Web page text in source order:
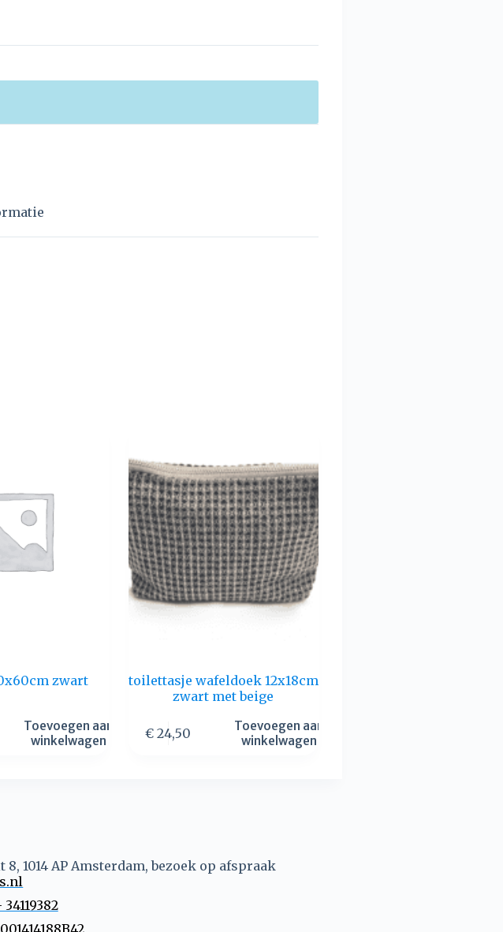
zwart
Toevoegen aan
winkelwagen
toilettasje wafeldoek 12x18cm
zwart met beige
€ 24,50
Toevoegen aan
winkelwagen
1014 AP Amsterdam, bezoek op afspraak